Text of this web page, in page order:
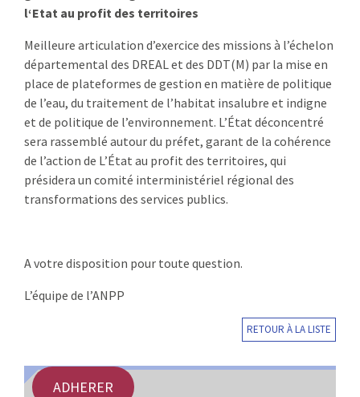
l‘Etat au profit des territoires
Meilleure articulation d’exercice des missions à l’échelon
départemental des DREAL et des DDT(M) par la mise en
place de plateformes de gestion en matière de politique
de l’eau, du traitement de l’habitat insalubre et indigne
et de politique de l’environnement. L’État déconcentré
sera rassemblé autour du préfet, garant de la cohérence
de l’action de L’État au profit des territoires, qui
présidera un comité interministériel régional des
transformations des services publics.
A votre disposition pour toute question.
L’équipe de l’ANPP
RETOUR À LA LISTE
ADHERER